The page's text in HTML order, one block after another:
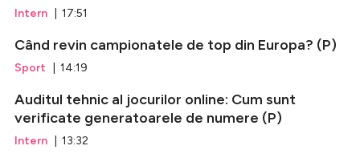
Intern | 17:51
Când revin campionatele de top din Europa? (P)
Sport | 14:19
Auditul tehnic al jocurilor online: Cum sunt
verificate generatoarele de numere (P)
Intern | 13:32